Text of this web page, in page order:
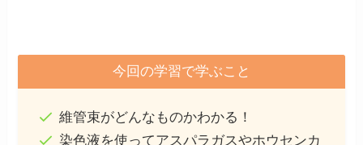
今回の学習で学ぶこと
維管束がどんなものかわかる！
染色液を使ってアスパラガスやホウセンカ